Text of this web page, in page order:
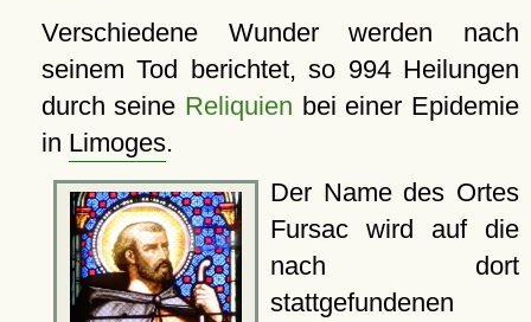
Verschiedene Wunder werden nach
seinem Tod berichtet, so 994 Heilungen
durch seine Reliquien bei einer Epidemie
in Limoges.
Der Name des Ortes
Fursac wird auf die
nach dort
stattgefundenen